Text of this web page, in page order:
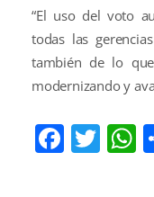
“El uso del voto
todas las
también de lo
modernizando y